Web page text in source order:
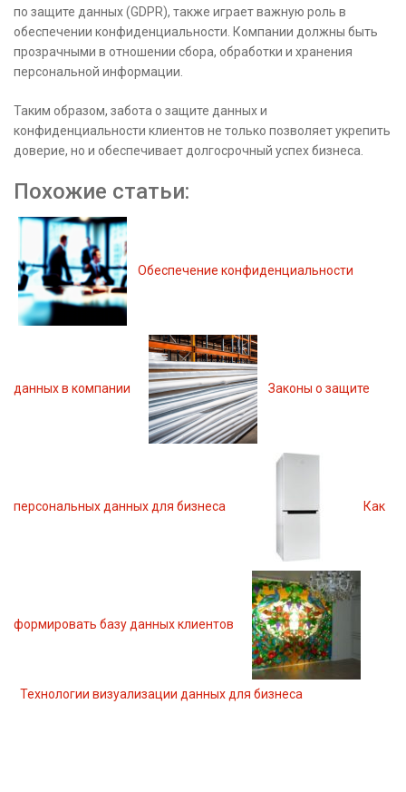
по защите данных (GDPR), также играет важную роль в
обеспечении конфиденциальности. Компании должны быть
прозрачными в отношении сбора, обработки и хранения
персональной информации.
Таким образом, забота о защите данных и
конфиденциальности клиентов не только позволяет укрепить
доверие, но и обеспечивает долгосрочный успех бизнеса.
Похожие статьи:
Обеспечение конфиденциальности
данных в компании Законы о защите
персональных данных для бизнеса Как
формировать базу данных клиентов
Технологии визуализации данных для бизнеса